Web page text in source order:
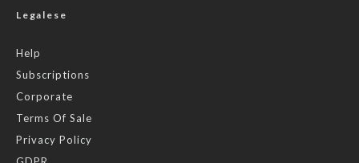
Legalese
Help
Subscriptions
Corporate
Terms Of Sale
Privacy Policy